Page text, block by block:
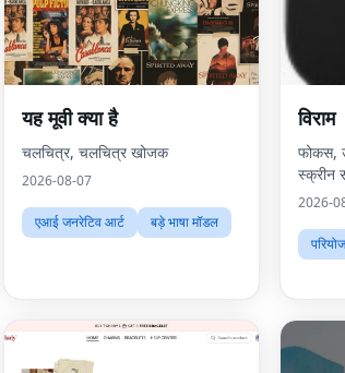
यह मूवी क्या है
चलचित्र, चलचित्र खोजक
2026-08-07
एआई जनरेटिव आर्ट बड़े भाषा मॉडल
विराम
फोकस,
स्क्रीन
2026-